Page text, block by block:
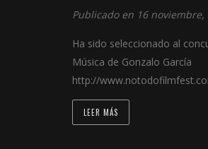
Publicado en 16 noviembre,
Ha sido seleccionado al
Música de Gonzalo García
http://
LEER MÁS